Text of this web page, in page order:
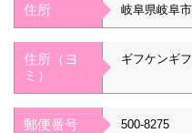
住所 岐阜県岐阜
住所（ヨ
ミ）
ギフケンギ
郵便番号 500-8275